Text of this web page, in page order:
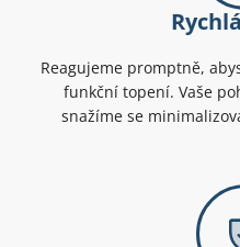
Reagujeme promptně,
funkční topení. Vaše
snažíme se